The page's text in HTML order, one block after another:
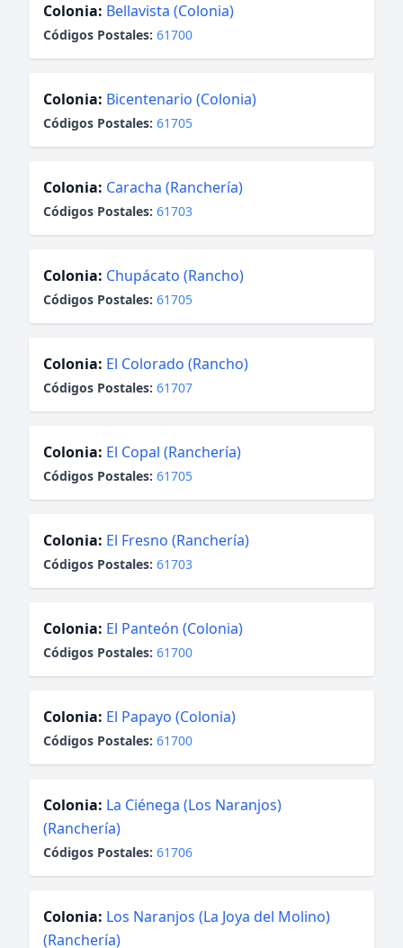
Colonia: Bellavista (Colonia)
Códigos Postales: 61700
Colonia: Bicentenario (Colonia)
Códigos Postales: 61705
Colonia: Caracha (Ranchería)
Códigos Postales: 61703
Colonia: Chupácato (Rancho)
Códigos Postales: 61705
Colonia: El Colorado (Rancho)
Códigos Postales: 61707
Colonia: El Copal (Ranchería)
Códigos Postales: 61705
Colonia: El Fresno (Ranchería)
Códigos Postales: 61703
Colonia: El Panteón (Colonia)
Códigos Postales: 61700
Colonia: El Papayo (Colonia)
Códigos Postales: 61700
Colonia: La Ciénega (Los Naranjos)
(Ranchería)
Códigos Postales: 61706
Colonia: Los Naranjos (La Joya del Molino)
(Ranchería)